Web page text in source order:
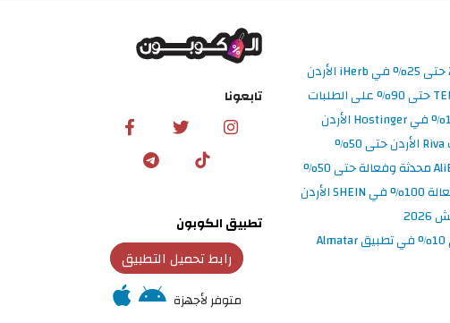
تابعونا
تطبيق الكوبون
رابط تحميل التطبيق
متوفر لأجهزة